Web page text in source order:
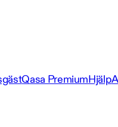
Qasa PremiumHjälp